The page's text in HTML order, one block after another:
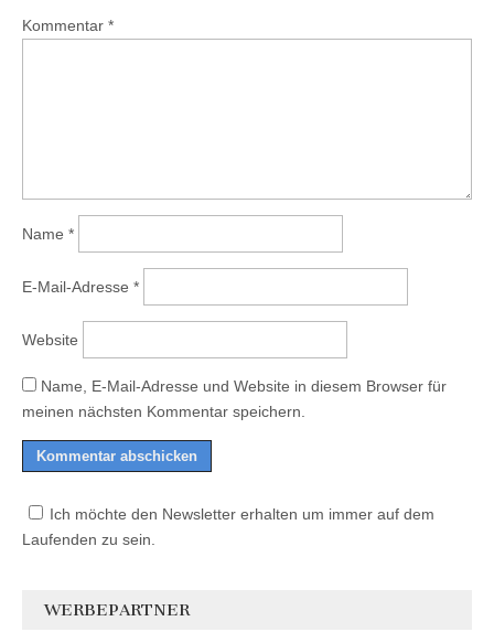
Kommentar *
Name *
E-Mail-Adresse *
Website
Name, E-Mail-Adresse und Website in diesem Browser für
meinen nächsten Kommentar speichern.
Ich möchte den Newsletter erhalten um immer auf dem
Laufenden zu sein.
WERBEPARTNER